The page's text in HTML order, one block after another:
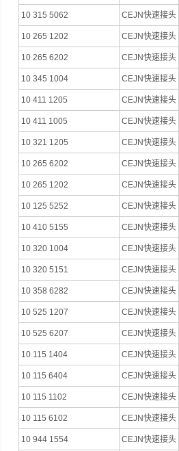
10 315 5062 CEJN快速接头
10 265 1202 CEJN快速接头
10 265 6202 CEJN快速接头
10 345 1004 CEJN快速接头
10 411 1205 CEJN快速接头
10 411 1005 CEJN快速接头
10 321 1205 CEJN快速接头
10 265 6202 CEJN快速接头
10 265 1202 CEJN快速接头
10 125 5252 CEJN快速接头
10 410 5155 CEJN快速接头
10 320 1004 CEJN快速接头
10 320 5151 CEJN快速接头
10 358 6282 CEJN快速接头
10 525 1207 CEJN快速接头
10 525 6207 CEJN快速接头
10 115 1404 CEJN快速接头
10 115 6404 CEJN快速接头
10 115 1102 CEJN快速接头
10 115 6102 CEJN快速接头
10 944 1554 CEJN快速接头